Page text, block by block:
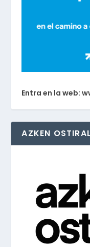
Entra en la web:
AZKEN